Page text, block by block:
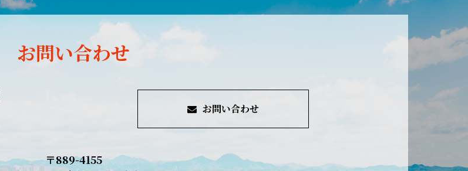
お問い合わせ
お問い合わせ
〒889-4155